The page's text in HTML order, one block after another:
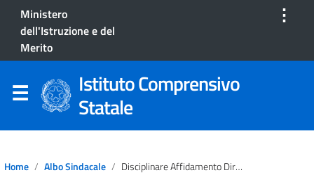
Ministero
dell'Istruzione e del
Merito
⋮
Istituto Comprensivo
Statale
Home Albo Sindacale Disciplinare Affidamento Diretto Acquisizione Servizi STEM-Linea A Decisione Di Contrarre Affidamento Diretto Acquisizione Servizi STEM